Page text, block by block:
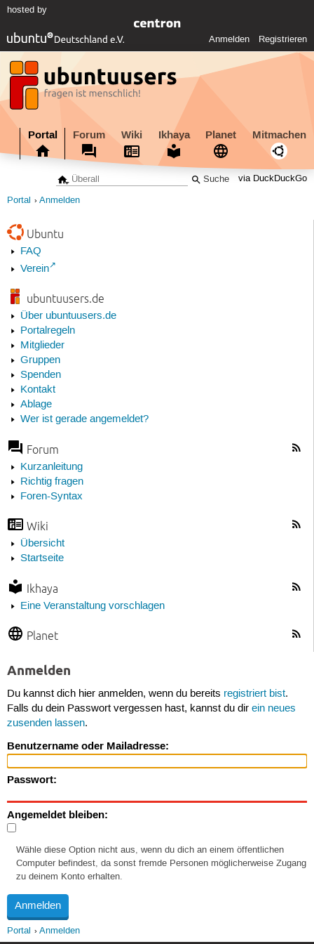
hosted by
Anmelden Registrieren
Portal Forum Wiki Ikhaya Planet Mitmachen
via DuckDuckGo
Portal Anmelden
Ubuntu
FAQ
Verein
ubuntuusers.de
Über ubuntuusers.de
Portalregeln
Mitglieder
Gruppen
Spenden
Kontakt
Ablage
Wer ist gerade angemeldet?
Forum
Kurzanleitung
Richtig fragen
Foren-Syntax
Wiki
Übersicht
Startseite
Ikhaya
Eine Veranstaltung vorschlagen
Planet
Anmelden
Du kannst dich hier anmelden, wenn du bereits registriert bist.
Falls du dein Passwort vergessen hast, kannst du dir ein neues
zusenden lassen.
Benutzername oder Mailadresse:
Passwort:
Angemeldet bleiben:
Wähle diese Option nicht aus, wenn du dich an einem öffentlichen
Computer befindest, da sonst fremde Personen möglicherweise Zugang
zu deinem Konto erhalten.
Portal Anmelden